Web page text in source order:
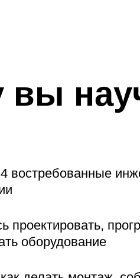
вы
востребованные
проектировать,
оборудование